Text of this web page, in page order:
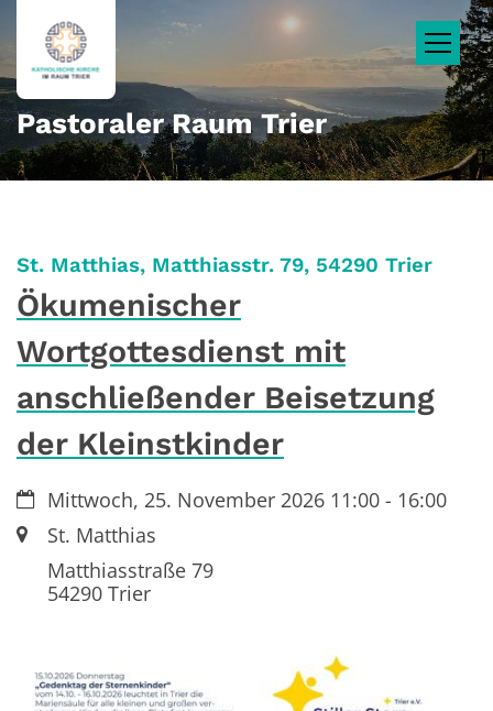
Pastoraler Raum Trier
St. Matthias, Matthiasstr. 79, 54290 Trier:
Ökumenischer
Wortgottesdienst mit
anschließender Beisetzung
der Kleinstkinder
Datum:Mittwoch, 25. November 2026 11:00 - 16:00
Ort:St. Matthias
Matthiasstraße 79
54290Trier